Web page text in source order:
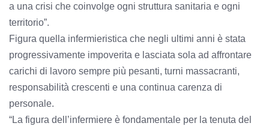
a una crisi che coinvolge ogni struttura sanitaria e ogni
territorio”.
Figura quella infermieristica che negli ultimi anni è stata
progressivamente impoverita e lasciata sola ad affrontare
carichi di lavoro sempre più pesanti, turni massacranti,
responsabilità crescenti e una continua carenza di
personale.
“La figura dell’infermiere è fondamentale per la tenuta del